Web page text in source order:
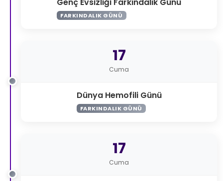
FARKINDALIK GÜNÜ
17
Cuma
Dünya Hemofili Günü
FARKINDALIK GÜNÜ
17
Cuma